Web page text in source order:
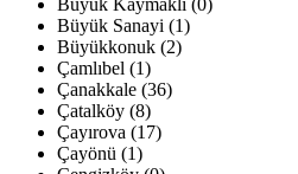
Büyük Kaymaklı (0)
Büyük Sanayi (1)
Büyükkonuk (2)
Çamlıbel (1)
Çanakkale (36)
Çatalköy (8)
Çayırova (17)
Çayönü (1)